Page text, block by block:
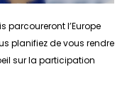
parcoureront l’Europe
planifiez de vous rendre
sur la participation